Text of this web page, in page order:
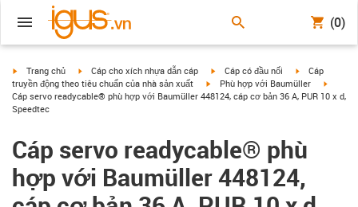
(0)
igus-icon-arrow-right
Trang chủ igus-icon-arrow-right
Cáp cho xích nhựa dẫn cáp igus-icon-arrow-right
Cáp có đầu nối igus-icon-
Cáp
truyền động theo tiêu chuẩn của nhà sản xuất
igus-icon-arrow-right
Phù hợp với Baumüller
Cáp servo readycable® phù hợp với Baumüller 448124, cáp cơ bản 36 A, PUR 10 x d,
Speedtec
Cáp servo readycable® phù
hợp với Baumüller 448124,